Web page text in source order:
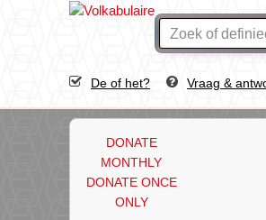
De of het? Vraag &
DONATE
MONTHLY
DONATE ONCE
ONLY